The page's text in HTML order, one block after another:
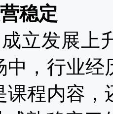
稳定
立发展上
中，行业
课程内容